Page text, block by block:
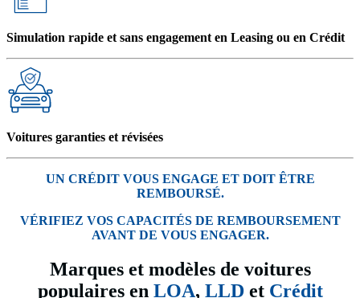
Simulation rapide et sans engagement en Leasing ou en Crédit
Voitures garanties et révisées
UN CRÉDIT VOUS ENGAGE ET DOIT ÊTRE
REMBOURSÉ.
VÉRIFIEZ VOS CAPACITÉS DE REMBOURSEMENT
AVANT DE VOUS ENGAGER.
Marques et modèles de voitures
populaires en LOA, LLD et Crédit